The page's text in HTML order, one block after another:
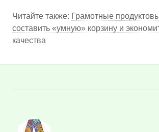
Читайте также: Грамотные
составить «умную» корзину и
качества